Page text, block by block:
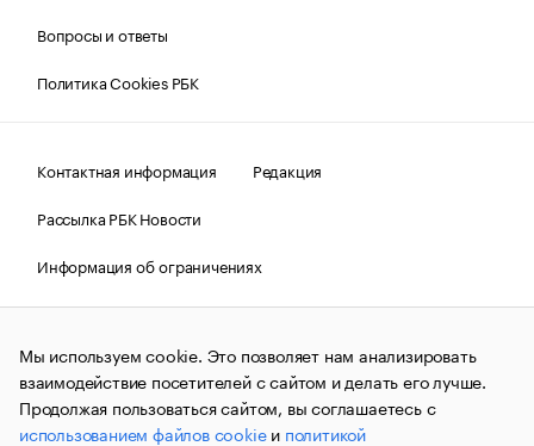
Вопросы и ответы
Политика Cookies РБК
Контактная информация
Редакция
Рассылка РБК Новости
Информация об ограничениях
Правовая информация
О соблюдении авторских прав
© АО «РОСБИЗНЕСКОНСАЛТИНГ»,1995–2026.Сообщения
и материалы информационного агентства «РБК»
(зарегистрировано Федеральной службой по надзору в сфере
связи, информационных технологий и массовых
коммуникаций (Роскомнадзор) 09.12.2015 за номером ИА
Мы используем cookie. Это позволяет нам анализировать
взаимодействие посетителей с сайтом и делать его лучше.
Продолжая пользоваться сайтом, вы соглашаетесь с
использованием файлов cookieи политикой